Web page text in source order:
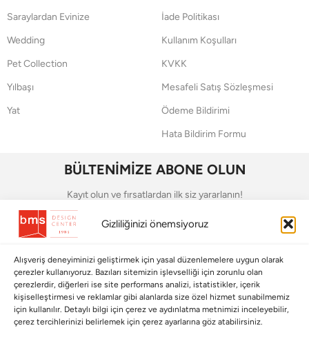
Gizliliğinizi önemsiyoruz
Alışveriş deneyiminizi geliştirmek için yasal düzenlemelere uygun olarak
çerezler kullanıyoruz. Bazıları sitemizin işlevselliği için zorunlu olan
çerezlerdir, diğerleri ise site performans analizi, istatistikler, içerik
kişiselleştirmesi ve reklamlar gibi alanlarda size özel hizmet sunabilmemiz
için kullanılır. Detaylı bilgi için çerez ve aydınlatma metnimizi inceleyebilir,
çerez tercihlerinizi belirlemek için çerez ayarlarına göz atabilirsiniz.
Saraylardan Evinize
Wedding
Pet Collection
Yılbaşı
Yat
İade Politikası
Kullanım Koşulları
KVKK
Mesafeli Satış Sözleşmesi
Ödeme Bildirimi
Hata Bildirim Formu
BÜLTENİMİZE ABONE OLUN
Kayıt olun ve fırsatlardan ilk siz yararlanın!
Bültenimize Abone Olun
Bizi Takip Edin